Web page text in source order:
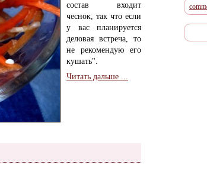
состав входит
чеснок, так что если
у вас планируется
деловая встреча, то
не рекомендую его
кушать".
Читать дальше ...